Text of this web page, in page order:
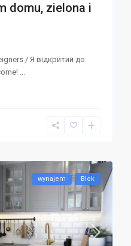
domu, zielona i
/ Я відкритий до
...
wynajem Blok